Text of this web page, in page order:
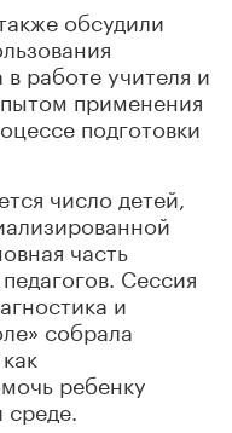
обсудили
в работе учителя и
применения
подготовки
число детей,
часть
Сессия
и
собрала
ребенку